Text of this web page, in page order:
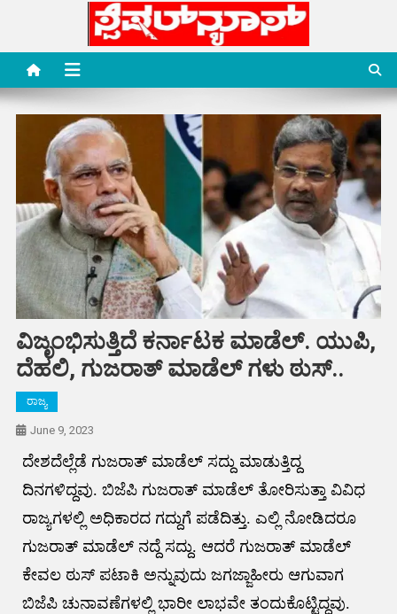
content
Special News Media
Special News Media
ವಿಜೃಂಭಿಸುತ್ತಿದೆ ಕರ್ನಾಟಕ ಮಾಡೆಲ್. ಯುಪಿ,
ದೆಹಲಿ, ಗುಜರಾತ್ ಮಾಡೆಲ್ ಗಳು ಠುಸ್..
ರಾಜ್ಯ
June 9, 2023
ದೇಶದೆಲ್ಲೆಡೆ ಗುಜರಾತ್ ಮಾಡೆಲ್ ಸದ್ದು ಮಾಡುತ್ತಿದ್ದ
ದಿನಗಳಿದ್ದವು. ಬಿಜೆಪಿ ಗುಜರಾತ್ ಮಾಡೆಲ್ ತೋರಿಸುತ್ತಾ ವಿವಿಧ
ರಾಜ್ಯಗಳಲ್ಲಿ ಅಧಿಕಾರದ ಗದ್ದುಗೆ ಪಡೆದಿತ್ತು. ಎಲ್ಲಿ ನೋಡಿದರೂ
ಗುಜರಾತ್ ಮಾಡೆಲ್ ನದ್ದೆ ಸದ್ದು. ಆದರೆ ಗುಜರಾತ್ ಮಾಡೆಲ್
ಕೇವಲ ಠುಸ್ ಪಟಾಕಿ ಅನ್ನುವುದು ಜಗಜ್ಜಾಹೀರು ಆಗುವಾಗ
ಬಿಜೆಪಿ ಚುನಾವಣೆಗಳಲ್ಲಿ ಭಾರೀ ಲಾಭವೇ ತಂದುಕೊಟ್ಟಿದ್ದವು.